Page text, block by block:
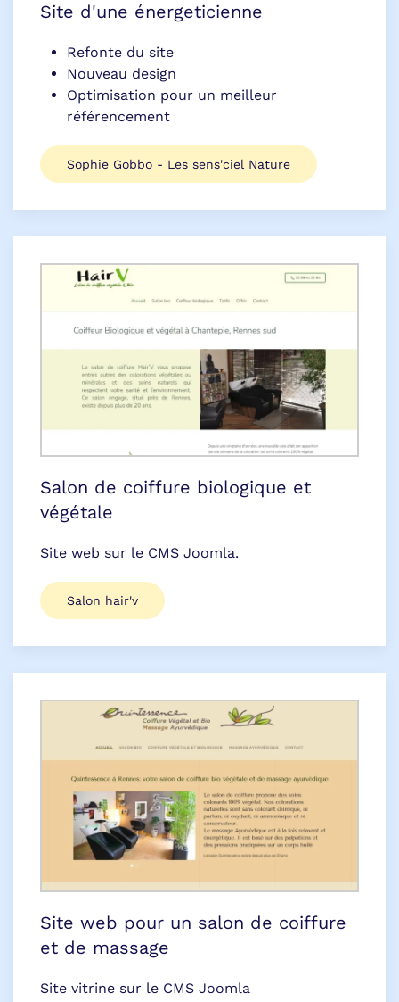
Site d'une énergeticienne
Refonte du site
Nouveau design
Optimisation pour un meilleur
référencement
Sophie Gobbo - Les sens'ciel Nature
Salon de coiffure biologique et
végétale
Site web sur le CMS Joomla.
Salon hair'v
Site web pour un salon de coiffure
et de massage
Site vitrine sur le CMS Joomla